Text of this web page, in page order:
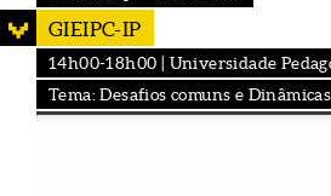
GIEIPC-IP
14h00-18h00 | Universidade
Tema: Desafios comuns e